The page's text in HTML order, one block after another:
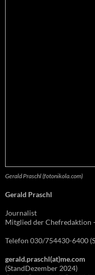
Gerald Praschl (fotonikola.com)
Gerald Praschl
Journalist
Mitglied der Chefredaktion
Telefon 030/754430-6400
gerald.praschl(at)me.com
(StandDezember 2024)